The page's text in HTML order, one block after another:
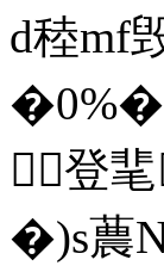
d稑mf
登
�)s蕽